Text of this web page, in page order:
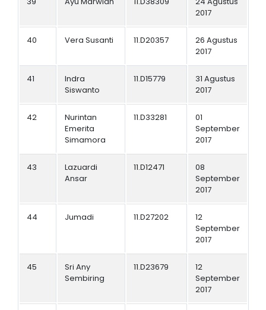
2017
40 Vera Susanti 11.D20357
26 Agustus
2017
41
Indra
Siswanto
11.D15779
31 Agustus
2017
42
Nurintan
Emerita
Simamora
11.D33281
01
September
2017
43
Lazuardi
Ansar
11.D12471
08
September
2017
44 Jumadi 11.D27202
12
September
2017
45
Sri Any
Sembiring
11.D23679
12
September
2017